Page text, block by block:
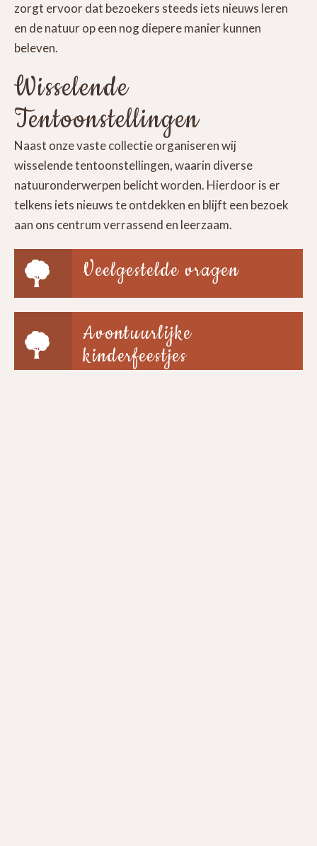
zorgt ervoor dat bezoekers steeds iets nieuws leren
en de natuur op een nog diepere manier kunnen
beleven.
Wisselende
Tentoonstellingen
Naast onze vaste collectie organiseren wij
wisselende tentoonstellingen, waarin diverse
natuuronderwerpen belicht worden. Hierdoor is er
telkens iets nieuws te ontdekken en blijft een bezoek
aan ons centrum verrassend en leerzaam.
Veelgestelde vragen
Avontuurlijke
kinderfeestjes